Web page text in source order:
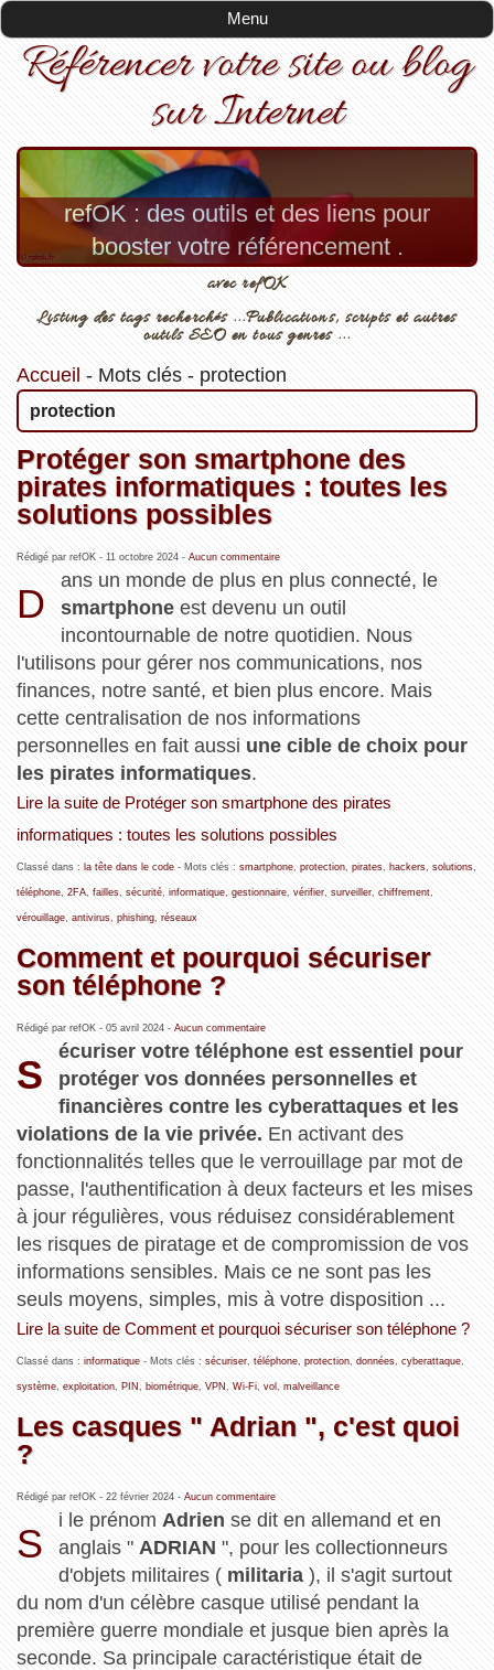
Menu
Référencer votre site ou blog
sur Internet
refOK : des outils et des liens pour
booster votre référencement .
avec refOK
Listing des tags recherchés ...Publications, scripts et autres
outils SEO en tous genres ...
Accueil - Mots clés- protection
protection
Protéger son smartphone des
pirates informatiques : toutes les
solutions possibles
Rédigé par refOK - 11 octobre 2024- Aucun commentaire
D
ans un monde de plus en plus connecté, le
smartphone est devenu un outil
incontournable de notre quotidien. Nous
l'utilisons pour gérer nos communications, nos
finances, notre santé, et bien plus encore. Mais
cette centralisation de nos informations
personnelles en fait aussi une cible de choix pour
les pirates informatiques.
Lire la suite de Protéger son smartphone des pirates
informatiques : toutes les solutions possibles
Classé dans : la tête dans le code- Mots clés : smartphone, protection, pirates, hackers, solutions,
téléphone, 2FA, failles, sécurité, informatique, gestionnaire, vérifier, surveiller, chiffrement,
vérouillage, antivirus, phishing, réseaux
Comment et pourquoi sécuriser
son téléphone ?
Rédigé par refOK - 05 avril 2024- Aucun commentaire
S
écuriser votre téléphone est essentiel pour
protéger vos données personnelles et
financières contre les cyberattaques et les
violations de la vie privée. En activant des
fonctionnalités telles que le verrouillage par mot de
passe, l'authentification à deux facteurs et les mises
à jour régulières, vous réduisez considérablement
les risques de piratage et de compromission de vos
informations sensibles. Mais ce ne sont pas les
seuls moyens, simples, mis à votre disposition ...
Lire la suite de Comment et pourquoi sécuriser son téléphone ?
Classé dans : informatique- Mots clés : sécuriser, téléphone, protection, données, cyberattaque,
système, exploitation, PIN biométrique, VPN Wi-Fi, vol malveillance
Les casques " Adrian ", c'est quoi
?
Rédigé par refOK - 22 février 2024- Aucun commentaire
S
i le prénom Adrien se dit en allemand et en
anglais " ADRIAN ", pour les collectionneurs
d'objets militaires ( militaria ), il s'agit surtout
du nom d'un célèbre casque utilisé pendant la
première guerre mondiale et jusque bien après la
seconde. Sa principale caractéristique était de